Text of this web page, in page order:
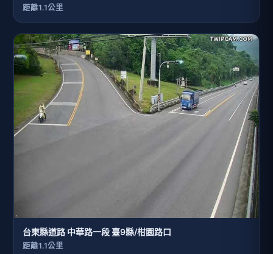
距離1.1公里
台東縣道路 中華路一段 臺9縣/柑園路口
距離1.1公里